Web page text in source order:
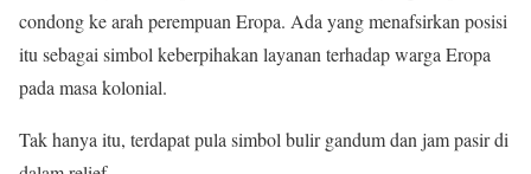
condong ke arah perempuan Eropa. Ada yang menafsirkan posisi
itu sebagai simbol keberpihakan layanan terhadap warga Eropa
pada masa kolonial.
Tak hanya itu, terdapat pula simbol bulir gandum dan jam pasir di